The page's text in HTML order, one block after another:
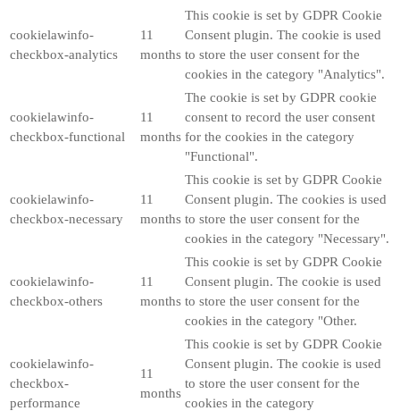
cookielawinfo-
checkbox-analytics
11
months
This cookie is set by GDPR Cookie
Consent plugin. The cookie is used
to store the user consent for the
cookies in the category "Analytics".
cookielawinfo-
checkbox-functional
11
months
The cookie is set by GDPR cookie
consent to record the user consent
for the cookies in the category
"Functional".
cookielawinfo-
checkbox-necessary
11
months
This cookie is set by GDPR Cookie
Consent plugin. The cookies is used
to store the user consent for the
cookies in the category "Necessary".
cookielawinfo-
checkbox-others
11
months
This cookie is set by GDPR Cookie
Consent plugin. The cookie is used
to store the user consent for the
cookies in the category "Other.
cookielawinfo-
checkbox-
performance
11
months
This cookie is set by GDPR Cookie
Consent plugin. The cookie is used
to store the user consent for the
cookies in the category